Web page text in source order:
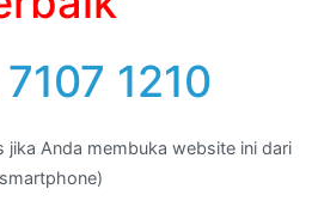
1210
jika Anda membuka website ini dari
smartphone)